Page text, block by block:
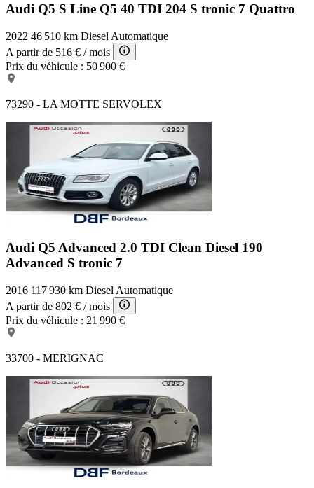
Audi Q5 S Line Q5 40 TDI 204 S tronic 7 Quattro
2022 46 510 km Diesel Automatique
A partir de 516 € / mois
Prix du véhicule : 50 900 €
73290 - LA MOTTE SERVOLEX
Audi Q5 Advanced 2.0 TDI Clean Diesel 190
Advanced S tronic 7
2016 117 930 km Diesel Automatique
A partir de 802 € / mois
Prix du véhicule : 21 990 €
33700 - MERIGNAC